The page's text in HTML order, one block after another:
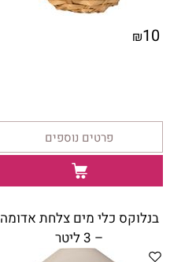
₪10
פרטים נוספים
בנלוקס כלי מים צלחת אדומה
– 3 ליטר